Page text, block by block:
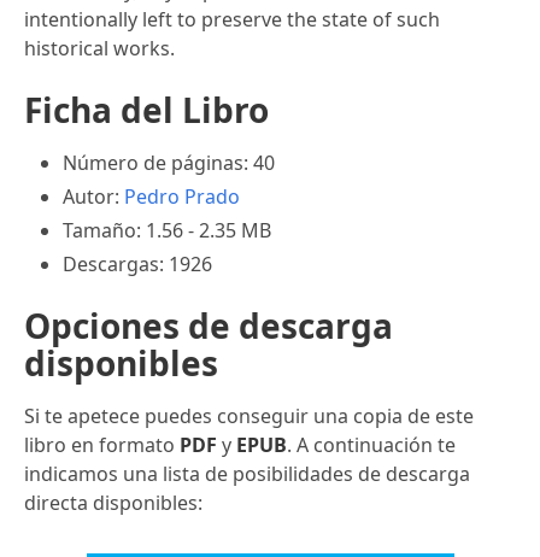
intentionally left to preserve the state of such
historical works.
Ficha del Libro
Número de páginas: 40
Autor: Pedro Prado
Tamaño: 1.56 - 2.35 MB
Descargas: 1926
Opciones de descarga
disponibles
Si te apetece puedes conseguir una copia de este
libro en formato PDF y EPUB. A continuación te
indicamos una lista de posibilidades de descarga
directa disponibles: